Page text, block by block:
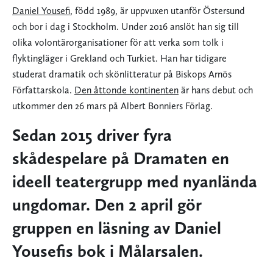
Daniel Yousefi, född 1989, är uppvuxen utanför Östersund
och bor i dag i Stockholm. Under 2016 anslöt han sig till
olika volontärorganisationer för att verka som tolk i
flyktingläger i Grekland och Turkiet. Han har tidigare
studerat dramatik och skönlitteratur på Biskops Arnös
Författarskola. Den åttonde kontinenten är hans debut och
utkommer den 26 mars på Albert Bonniers Förlag.
Sedan 2015 driver fyra
skådespelare på Dramaten en
ideell teatergrupp med nyanlända
ungdomar. Den 2 april gör
gruppen en läsning av Daniel
Yousefis bok i Målarsalen.